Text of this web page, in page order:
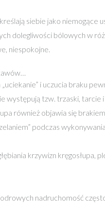
siebie jako niemogące
dolegliwości bólowych w
niespokojne.
i uczucia braku
występują tzw. trzaski, tarcie i
również objawia się
podczas
krzywizn kręgosłupa,
nadruchomość